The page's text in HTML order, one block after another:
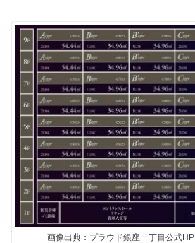
画像出典：プラウド銀座一丁目公式HP